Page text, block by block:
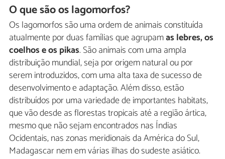
O que são os lagomorfos?
Os lagomorfos são uma ordem de animais constituída
atualmente por duas famílias que agrupamas lebres, os
coelhos e os pikas. São animais com uma ampla
distribuição mundial, seja por origem natural ou por
serem introduzidos, com uma alta taxa de sucesso de
desenvolvimento e adaptação. Além disso, estão
distribuídos por uma variedade de importantes habitats,
que vão desde as florestas tropicais até a região ártica,
mesmo que não sejam encontrados nas Índias
Ocidentais, nas zonas meridionais da América do Sul,
Madagascar nem em várias ilhas do sudeste asiático.